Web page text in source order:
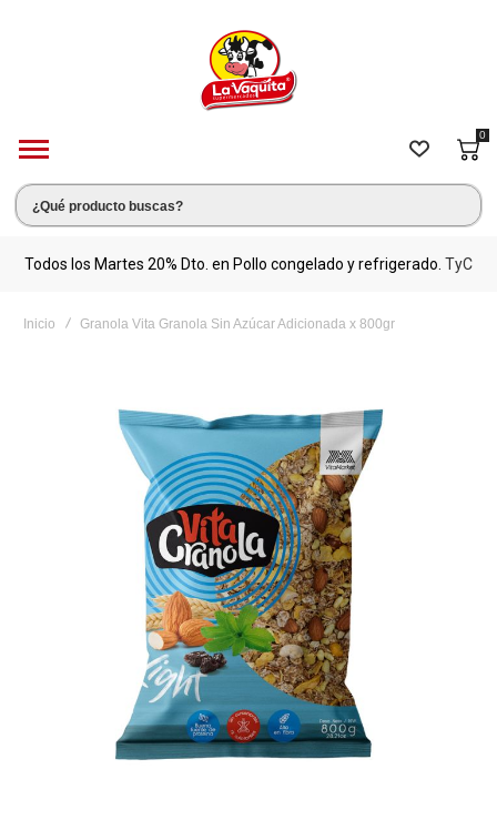
0
Todos los Martes 20% Dto. en Pollo congelado y refrigerado. TyC
Inicio Granola Vita Granola Sin Azúcar Adicionada x 800gr